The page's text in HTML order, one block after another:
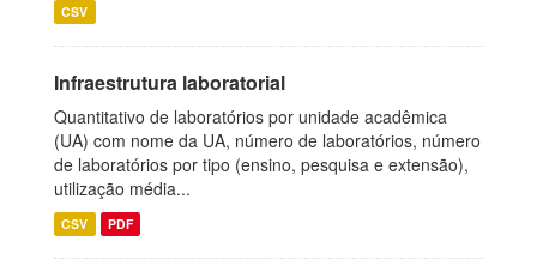
CSV
Infraestrutura laboratorial
Quantitativo de laboratórios por unidade acadêmica
(UA) com nome da UA, número de laboratórios, número
de laboratórios por tipo (ensino, pesquisa e extensão),
utilização média...
CSV PDF